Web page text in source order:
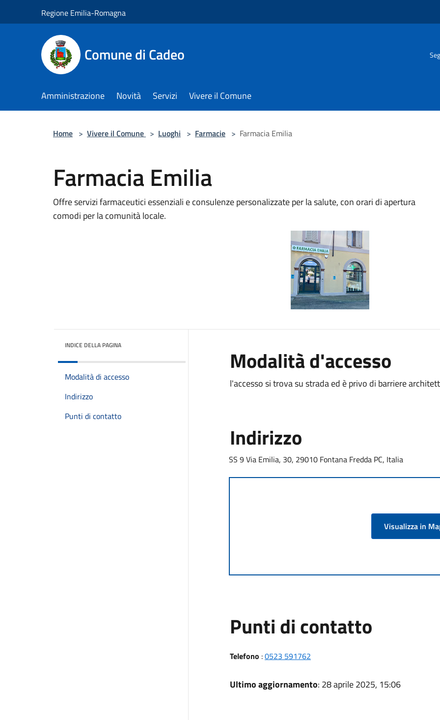
Regione Emilia-Romagna
Comune di Cadeo
Amministrazione Novità Servizi Vivere il Comune
Home > Vivere il Comune > Luoghi > Farmacie > Farmacia Emilia
Farmacia Emilia
Offre servizi farmaceutici essenziali e consulenze personalizzate per la salute, con orari di apertura
comodi per la comunità locale.
INDICE DELLA PAGINA
Modalità di accesso
Indirizzo
Punti di contatto
Modalità d'accesso
l'accesso si trova su strada ed è privo di barriere
Indirizzo
SS 9 Via Emilia, 30, 29010 Fontana Fredda PC, Italia
Visualizza in
Punti di contatto
Telefono :0523 591762
Ultimo aggiornamento: 28 aprile 2025, 15:06